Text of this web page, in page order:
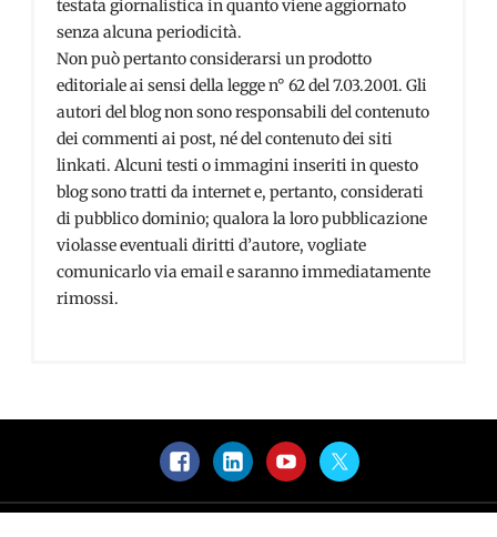
testata giornalistica in quanto viene aggiornato
senza alcuna periodicità.
Non può pertanto considerarsi un prodotto
editoriale ai sensi della legge n° 62 del 7.03.2001. Gli
autori del blog non sono responsabili del contenuto
dei commenti ai post, né del contenuto dei siti
linkati. Alcuni testi o immagini inseriti in questo
blog sono tratti da internet e, pertanto, considerati
di pubblico dominio; qualora la loro pubblicazione
violasse eventuali diritti d’autore, vogliate
comunicarlo via email e saranno immediatamente
rimossi.
FacebookLinkedInYouTubeTwitter